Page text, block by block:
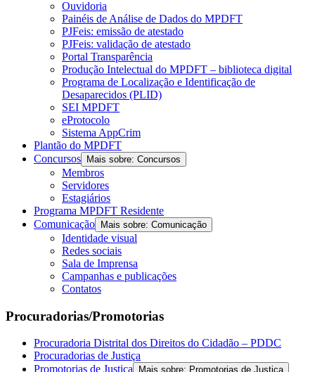
Ouvidoria
Painéis de Análise de Dados do MPDFT
PJFeis: emissão de atestado
PJFeis: validação de atestado
Portal Transparência
Produção Intelectual do MPDFT – biblioteca digital
Programa de Localização e Identificação de
Desaparecidos (PLID)
SEI MPDFT
eProtocolo
Sistema AppCrim
Plantão do MPDFT
Concursos
Mais sobre: Concursos
Membros
Servidores
Estagiários
Programa MPDFT Residente
Comunicação
Mais sobre: Comunicação
Identidade visual
Redes sociais
Sala de Imprensa
Campanhas e publicações
Contatos
Procuradorias/Promotorias
Procuradoria Distrital dos Direitos do Cidadão – PDDC
Procuradorias de Justiça
Promotorias de Justiça
Mais sobre: Promotorias de Justiça